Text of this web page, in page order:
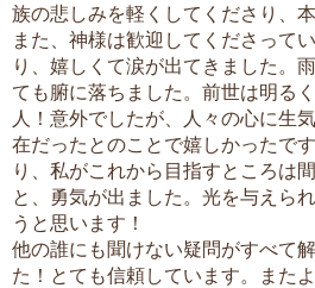
族の悲しみを軽くしてくださり、
また、神様は歓迎してくださって
り、嬉しくて涙が出てきました。
ても腑に落ちました。前世は明る
人！意外でしたが、人々の心に生
在だったとのことで嬉しかったで
り、私がこれから目指すところは
と、勇気が出ました。光を与えら
うと思います！
他の誰にも聞けない疑問がすべて
た！とても信頼しています。また